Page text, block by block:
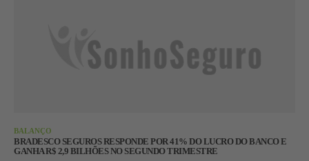
BALANÇO
BRADESCO SEGUROS RESPONDE POR 41% DO LUCRO DO BANCO E
GANHA R$ 2,9 BILHÕES NO SEGUNDO TRIMESTRE